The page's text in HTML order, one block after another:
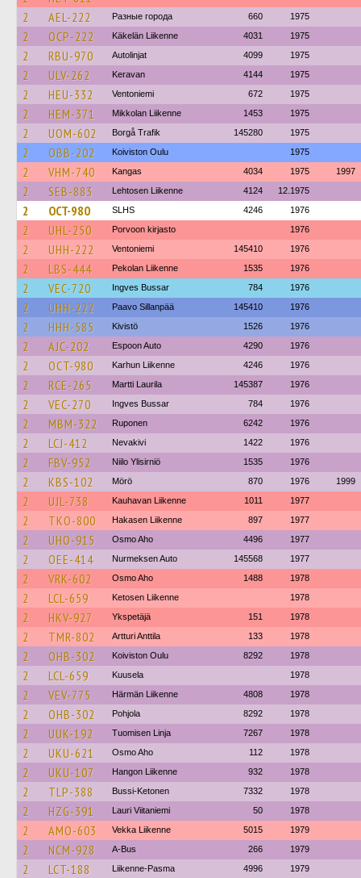
2 AEL-222 Разные города 660 1975
2 OCP-222 Käkelän Liikenne 4031 1975
2 RBU-970 Autolinjat 4099 1975
2 ULV-262 Keravan 4144 1975
2 HEU-332 Ventoniemi 672 1975
2 HEM-371 Mikkolan Liikenne 1453 1975
2 UOM-602 Borgå Trafik 145280 1975
2 OBB-202 Koiviston Oulu 1975
2 VHM-740 Kangas 4034 1975 1997
2 SEB-883 Lehtosen Liikenne 4124 12.1975
2 OCT-980 SLHS 4246 1976
2 UHL-250 Porvoon kirjasto 1976
2 UHH-222 Ventoniemi 145410 1976
2 LBS-444 Pekolan Liikenne 1535 1976
2 VEC-720 Ingves Bussar 784 1976
2 UHH-222 Paavo Sillanpää 145410 1976
2 HHH-585 Kivistö 1526 1976
2 AJC-202 Espoon Auto 4290 1976
2 OCT-980 Karhun Liikenne 4246 1976
2 RCE-265 Martti Laurila 145387 1976
2 VEC-270 Ingves Bussar 784 1976
2 MBM-322 Ruponen 6242 1976
2 LCJ-412 Nevakivi 1422 1976
2 FBV-952 Niilo Ylisirniö 1535 1976
2 KBS-102 Mörö 870 1976 1999
2 UJL-738 Kauhavan Liikenne 1011 1977
2 TKO-800 Hakasen Liikenne 897 1977
2 UHO-915 Osmo Aho 4496 1977
2 OEE-414 Nurmeksen Auto 145568 1977
2 VRK-602 Osmo Aho 1488 1978
2 LCL-659 Ketosen Liikenne 1978
2 HKV-927 Ykspetäjä 151 1978
2 TMR-802 Artturi Anttila 133 1978
2 OHB-302 Koiviston Oulu 8292 1978
2 LCL-659 Kuusela 1978
2 VEV-775 Härmän Liikenne 4808 1978
2 OHB-302 Pohjola 8292 1978
2 UUK-192 Tuomisen Linja 7267 1978
2 UKU-621 Osmo Aho 112 1978
2 UKU-107 Hangon Liikenne 932 1978
2 TLP-388 Bussi-Ketonen 7332 1978
2 HZG-391 Lauri Viitaniemi 50 1978
2 AMO-603 Vekka Liikenne 5015 1979
2 NCM-928 A-Bus 266 1979
2 LCT-188 Liikenne-Pasma 4996 1979